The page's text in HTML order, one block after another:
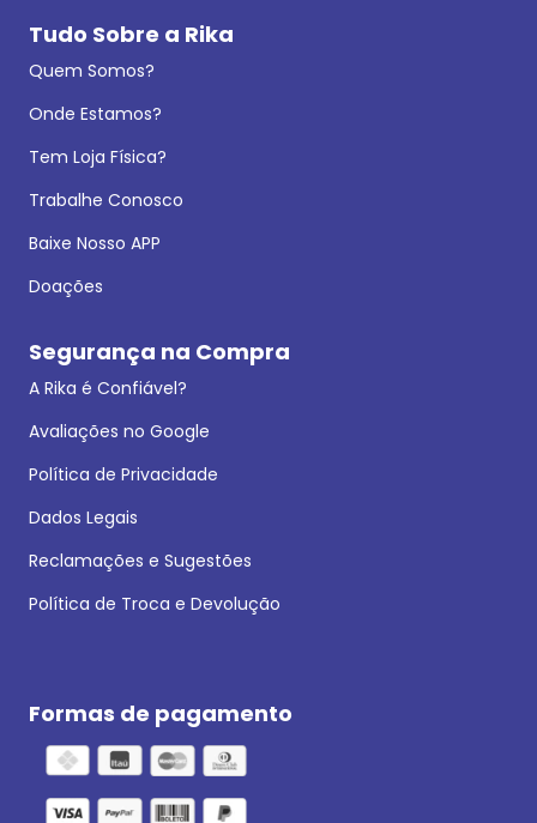
Tudo Sobre a Rika
Quem Somos?
Onde Estamos?
Tem Loja Física?
Trabalhe Conosco
Baixe Nosso APP
Doações
Segurança na Compra
A Rika é Confiável?
Avaliações no Google
Política de Privacidade
Dados Legais
Reclamações e Sugestões
Política de Troca e Devolução
Formas de pagamento